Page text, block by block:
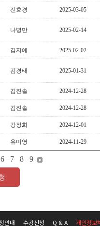
전효경 2025-03-05
나병만 2025-02-14
김지예 2025-02-02
김경태 2025-01-31
김진솔 2024-12-28
김진솔 2024-12-28
강정희 2024-12-01
유미영 2024-11-29
6 7 8 9
안내 수강신청 Q & A 개인정보